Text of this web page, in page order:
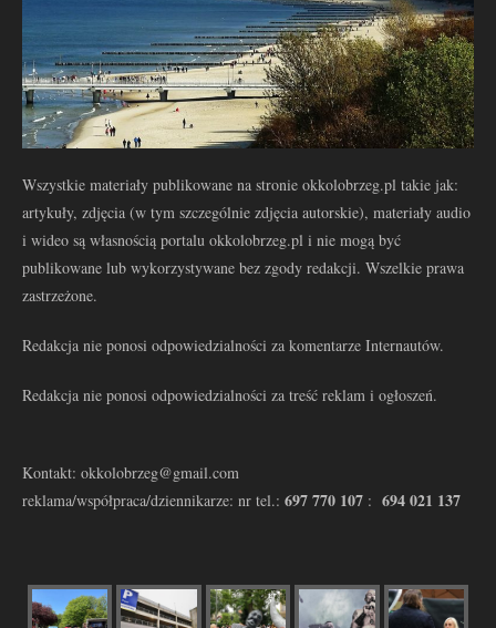
Wszystkie materiały publikowane na stronie okkolobrzeg.pl takie jak:
artykuły, zdjęcia (w tym szczególnie zdjęcia autorskie), materiały audio
i wideo są własnością portalu okkolobrzeg.pl i nie mogą być
publikowane lub wykorzystywane bez zgody redakcji. Wszelkie prawa
zastrzeżone.
Redakcja nie ponosi odpowiedzialności za komentarze Internautów.
Redakcja nie ponosi odpowiedzialności za treść reklam i ogłoszeń.
Kontakt: okkolobrzeg@gmail.com
reklama/współpraca/dziennikarze: nr tel.: 697 770 107 : 694 021 137